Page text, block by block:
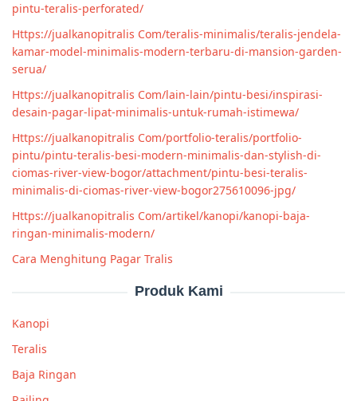
pintu-teralis-perforated/
Https://jualkanopitralis Com/teralis-minimalis/teralis-jendela-
kamar-model-minimalis-modern-terbaru-di-mansion-garden-
serua/
Https://jualkanopitralis Com/lain-lain/pintu-besi/inspirasi-
desain-pagar-lipat-minimalis-untuk-rumah-istimewa/
Https://jualkanopitralis Com/portfolio-teralis/portfolio-
pintu/pintu-teralis-besi-modern-minimalis-dan-stylish-di-
ciomas-river-view-bogor/attachment/pintu-besi-teralis-
minimalis-di-ciomas-river-view-bogor275610096-jpg/
Https://jualkanopitralis Com/artikel/kanopi/kanopi-baja-
ringan-minimalis-modern/
Cara Menghitung Pagar Tralis
Produk Kami
Kanopi
Teralis
Baja Ringan